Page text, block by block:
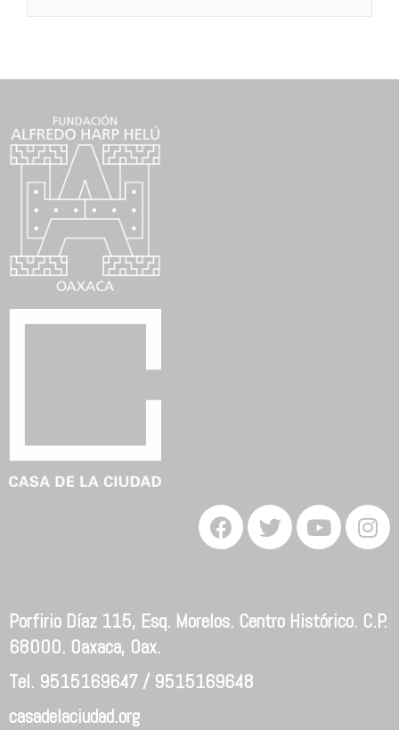
Porfirio Díaz 115, Esq. Morelos. Centro Histórico. C.P.
68000. Oaxaca, Oax.
Tel. 9515169647 / 9515169648
casadelaciudad.org